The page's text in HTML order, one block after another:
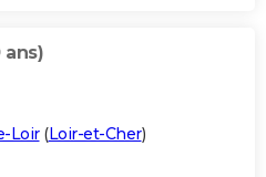
ans)
Loir(Loir-et-Cher)